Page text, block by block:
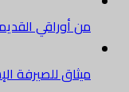
من أوراقي
ميثاق للصيرفة